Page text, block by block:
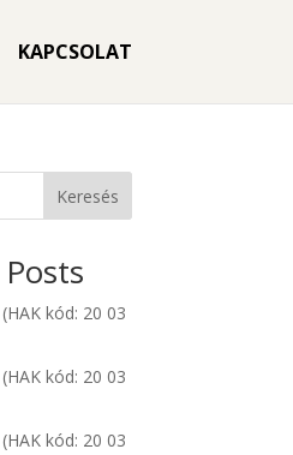
KAPCSOLAT
Keresés
kód: 20 03
kód: 20 03
kód: 20 03